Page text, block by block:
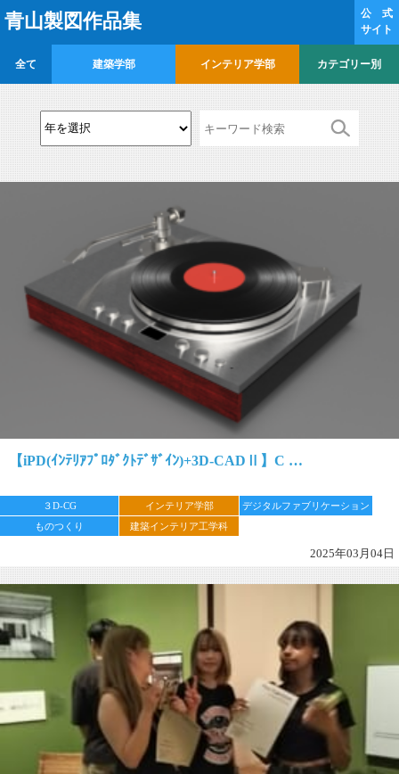
青山製図作品集
公 式
サイト
全て 建築学部 インテリア学部 カテゴリー別
【iPD(ｲﾝﾃﾘｱﾌﾟﾛﾀﾞｸﾄﾃﾞｻﾞｲﾝ)+3D-CADⅡ】C …
３D-CG インテリア学部
デジタルファブリケーション
ものつくり
建築インテリア工学科
2025年03月04日